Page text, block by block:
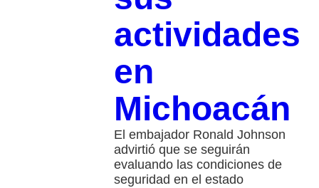
actividades
en
Michoacán
El embajador Ronald Johnson
advirtió que se seguirán
evaluando las condiciones de
seguridad en el estado